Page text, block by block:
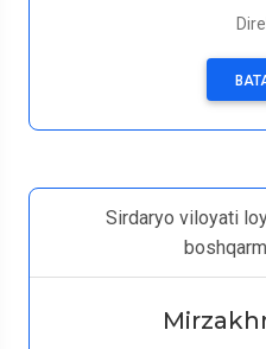
Sirdaryo viloyati